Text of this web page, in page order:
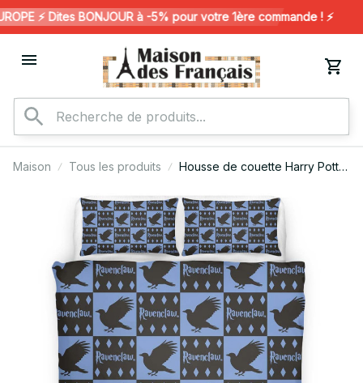
⚡️ Dites BONJOUR à -5% pour votre 1ère commande ! ⚡️
Maison Tous les produits
Housse de couette Harry Potter